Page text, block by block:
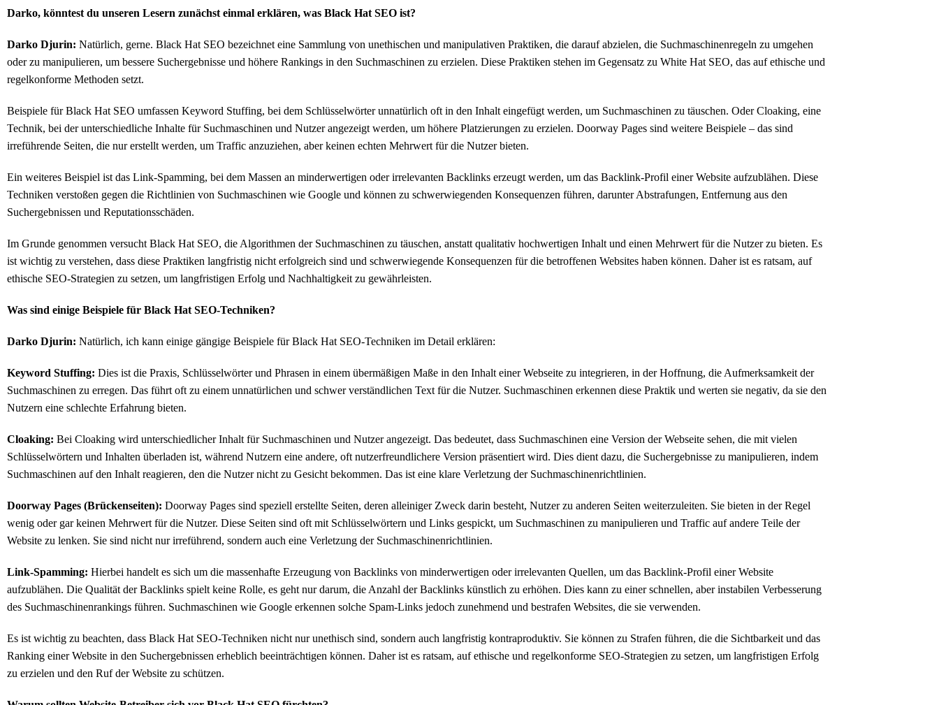
Darko, könntest du unseren Lesern zunächst einmal erklären, was Black Hat SEO ist?
Darko Djurin: Natürlich, gerne. Black Hat SEO bezeichnet eine Sammlung von unethischen und manipulativen Praktiken, die darauf abzielen, die Suchmaschinenregeln zu umgehen
oder zu manipulieren, um bessere Suchergebnisse und höhere Rankings in den Suchmaschinen zu erzielen. Diese Praktiken stehen im Gegensatz zu White Hat SEO, das auf ethische und
regelkonforme Methoden setzt.
Beispiele für Black Hat SEO umfassen Keyword Stuffing, bei dem Schlüsselwörter unnatürlich oft in den Inhalt eingefügt werden, um Suchmaschinen zu täuschen. Oder Cloaking, eine
Technik, bei der unterschiedliche Inhalte für Suchmaschinen und Nutzer angezeigt werden, um höhere Platzierungen zu erzielen. Doorway Pages sind weitere Beispiele – das sind
irreführende Seiten, die nur erstellt werden, um Traffic anzuziehen, aber keinen echten Mehrwert für die Nutzer bieten.
Ein weiteres Beispiel ist das Link-Spamming, bei dem Massen an minderwertigen oder irrelevanten Backlinks erzeugt werden, um das Backlink-Profil einer Website aufzublähen. Diese
Techniken verstoßen gegen die Richtlinien von Suchmaschinen wie Google und können zu schwerwiegenden Konsequenzen führen, darunter Abstrafungen, Entfernung aus den
Suchergebnissen und Reputationsschäden.
Im Grunde genommen versucht Black Hat SEO, die Algorithmen der Suchmaschinen zu täuschen, anstatt qualitativ hochwertigen Inhalt und einen Mehrwert für die Nutzer zu bieten. Es
ist wichtig zu verstehen, dass diese Praktiken langfristig nicht erfolgreich sind und schwerwiegende Konsequenzen für die betroffenen Websites haben können. Daher ist es ratsam, auf
ethische SEO-Strategien zu setzen, um langfristigen Erfolg und Nachhaltigkeit zu gewährleisten.
Was sind einige Beispiele für Black Hat SEO-Techniken?
Darko Djurin: Natürlich, ich kann einige gängige Beispiele für Black Hat SEO-Techniken im Detail erklären:
Keyword Stuffing: Dies ist die Praxis, Schlüsselwörter und Phrasen in einem übermäßigen Maße in den Inhalt einer Webseite zu integrieren, in der Hoffnung, die Aufmerksamkeit der
Suchmaschinen zu erregen. Das führt oft zu einem unnatürlichen und schwer verständlichen Text für die Nutzer. Suchmaschinen erkennen diese Praktik und werten sie negativ, da sie den
Nutzern eine schlechte Erfahrung bieten.
Cloaking: Bei Cloaking wird unterschiedlicher Inhalt für Suchmaschinen und Nutzer angezeigt. Das bedeutet, dass Suchmaschinen eine Version der Webseite sehen, die mit vielen
Schlüsselwörtern und Inhalten überladen ist, während Nutzern eine andere, oft nutzerfreundlichere Version präsentiert wird. Dies dient dazu, die Suchergebnisse zu manipulieren, indem
Suchmaschinen auf den Inhalt reagieren, den die Nutzer nicht zu Gesicht bekommen. Das ist eine klare Verletzung der Suchmaschinenrichtlinien.
Doorway Pages (Brückenseiten): Doorway Pages sind speziell erstellte Seiten, deren alleiniger Zweck darin besteht, Nutzer zu anderen Seiten weiterzuleiten. Sie bieten in der Regel
wenig oder gar keinen Mehrwert für die Nutzer. Diese Seiten sind oft mit Schlüsselwörtern und Links gespickt, um Suchmaschinen zu manipulieren und Traffic auf andere Teile der
Website zu lenken. Sie sind nicht nur irreführend, sondern auch eine Verletzung der Suchmaschinenrichtlinien.
Link-Spamming: Hierbei handelt es sich um die massenhafte Erzeugung von Backlinks von minderwertigen oder irrelevanten Quellen, um das Backlink-Profil einer Website
aufzublähen. Die Qualität der Backlinks spielt keine Rolle, es geht nur darum, die Anzahl der Backlinks künstlich zu erhöhen. Dies kann zu einer schnellen, aber instabilen Verbesserung
des Suchmaschinenrankings führen. Suchmaschinen wie Google erkennen solche Spam-Links jedoch zunehmend und bestrafen Websites, die sie verwenden.
Es ist wichtig zu beachten, dass Black Hat SEO-Techniken nicht nur unethisch sind, sondern auch langfristig kontraproduktiv. Sie können zu Strafen führen, die die Sichtbarkeit und das
Ranking einer Website in den Suchergebnissen erheblich beeinträchtigen können. Daher ist es ratsam, auf ethische und regelkonforme SEO-Strategien zu setzen, um langfristigen Erfolg
zu erzielen und den Ruf der Website zu schützen.